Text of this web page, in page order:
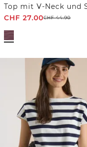
CHF 27.00CHF44.90